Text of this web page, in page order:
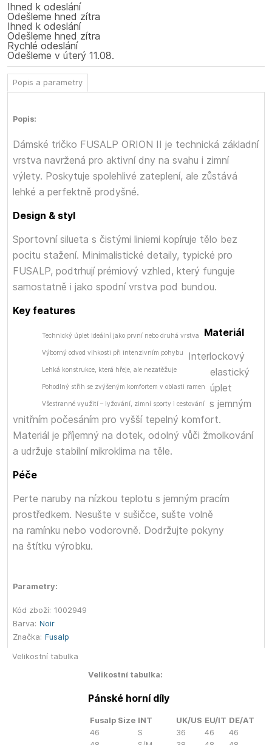
Ihned k odeslání
Odešleme hned zítra
Ihned k odeslání
Odešleme hned zítra
Rychlé odeslání
Odešleme v úterý 11.08.
Popis a parametry
Popis:
Dámské tričko FUSALP ORION II je technická základní
vrstva navržená pro aktivní dny na svahu i zimní
výlety. Poskytuje spolehlivé zateplení, ale zůstává
lehké a perfektně prodyšné.
Design & styl
Sportovní silueta s čistými liniemi kopíruje tělo bez
pocitu stažení. Minimalistické detaily, typické pro
FUSALP, podtrhují prémiový vzhled, který funguje
samostatně i jako spodní vrstva pod bundou.
Key features
Technický úplet ideální jako první nebo druhá vrstva
Výborný odvod vlhkosti při intenzivním pohybu
Lehká konstrukce, která hřeje, ale nezatěžuje
Pohodlný střih se zvýšeným komfortem v oblasti ramen
Všestranné využití – lyžování, zimní sporty i cestování
Materiál
Interlockový
elastický
úplet
s jemným
vnitřním počesáním pro vyšší tepelný komfort.
Materiál je příjemný na dotek, odolný vůči žmolkování
a udržuje stabilní mikroklima na těle.
Péče
Perte naruby na nízkou teplotu s jemným pracím
prostředkem. Nesušte v sušičce, sušte volně
na ramínku nebo vodorovně. Dodržujte pokyny
na štítku výrobku.
Parametry:
Kód zboží: 1002949
Barva: Noir
Značka: Fusalp
Velikostní tabulka
Velikostní tabulka:
Pánské horní díly
Fusalp Size INT UK/US EU/IT DE/AT
46
S 36 46
46